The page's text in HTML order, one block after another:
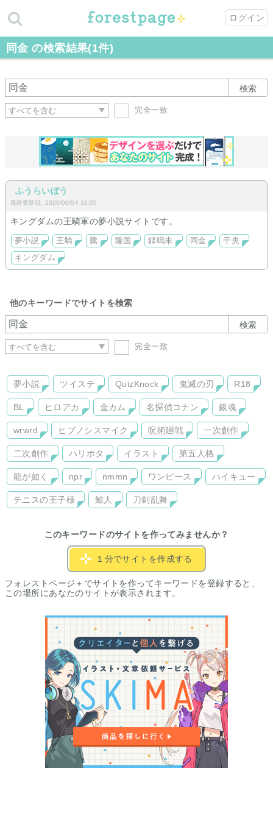
ログイン
同金 の検索結果(1件)
検索
完全一致
ふうらいぼう
最終更新日: 2020/09/04 16:05
キングダムの王騎軍の夢小説サイトです。
夢小説 王騎 騰 隆国 録嗚未 同金
干央
キングダム
他のキーワードでサイトを検索
検索
完全一致
夢小説 ツイステ QuizKnock 鬼滅の刃 R18
BL ヒロアカ 金カム 名探偵コナン 銀魂
wrwrd ヒプノシスマイク 呪術廻戦 一次創作
二次創作 ハリポタ イラスト 第五人格
龍が如く npr nmmn ワンピース ハイキュー
テニスの王子様 鯨人 刀剣乱舞
このキーワードのサイトを作ってみませんか？
１分でサイトを作成する
フォレストページ＋でサイトを作ってキーワードを登録すると、
この場所にあなたのサイトが表示されます。